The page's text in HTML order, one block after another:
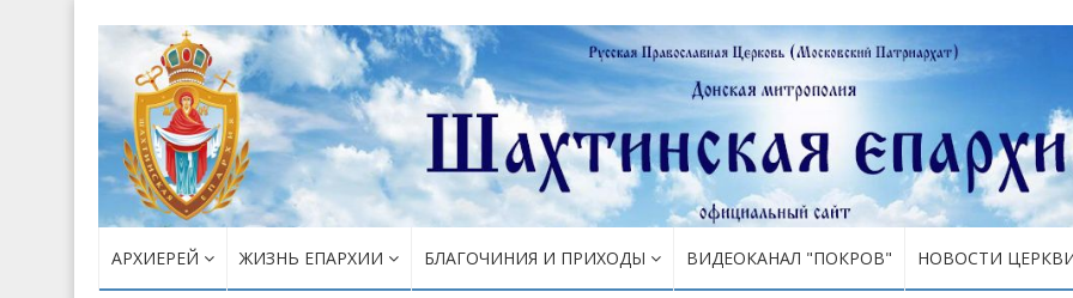
АРХИЕРЕЙ ЖИЗНЬ ЕПАРХИИ БЛАГОЧИНИЯ И ПРИХОДЫ ВИДЕОКАНАЛ "ПОКРОВ" НОВОСТИ